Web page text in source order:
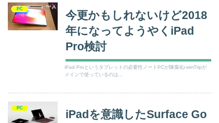
PC
今更かもしれないけど2018
年になってようやくiPad
Pro検討
iPad Proというタブレットの必要性ノートPCが陳腐化i-simTripが
メインで使っているのは...
PC
iPadを意識したSurface Go